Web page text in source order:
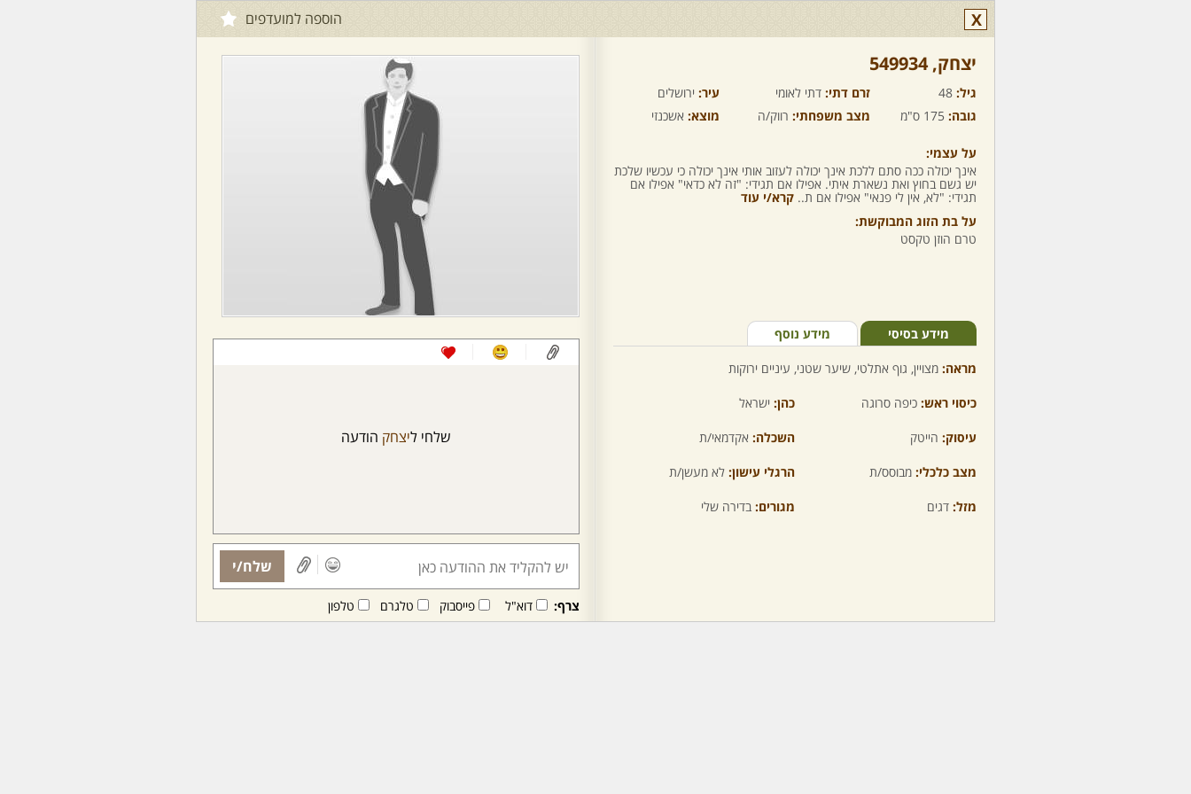
X הוספה למועדפים
יצחק,‏ 549934
גיל: 48 זרם דתי: דתי לאומי עיר: ירושלים
גובה: 175 ס"מ מצב משפחתי: רווק/ה מוצא: אשכנזי
על עצמי:
אינך יכולה ככה סתם ללכת אינך יכולה לעזוב אותי אינך יכולה כי עכשיו שלכת
יש גשם בחוץ ואת נשארת איתי. אפילו אם תגידי: "זה לא כדאי" אפילו אם
תגידי: "לא, אין לי פנאי" אפילו אם ת.. קרא/י עוד
על בת הזוג המבוקשת:
טרם הוזן טקסט
מידע בסיסי מידע נוסף
מראה: מצויין, גוף אתלטי, שיער שטני, עיניים ירוקות
כיסוי ראש: כיפה סרוגה כהן: ישראל
עיסוק: הייטק השכלה: אקדמאי/ת
מצב כלכלי: מבוסס/ת הרגלי עישון: לא מעשן/ת
מזל: דגים מגורים: בדירה שלי
שלחי ליצחק הודעה
שלח/י
צרף: דוא"ל פייסבוק טלגרם טלפון